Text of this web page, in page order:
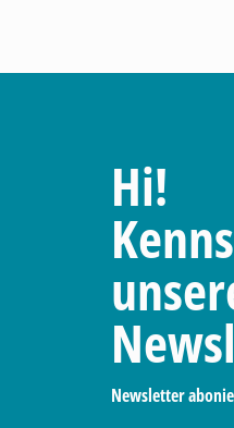
Hi!
Newsletter